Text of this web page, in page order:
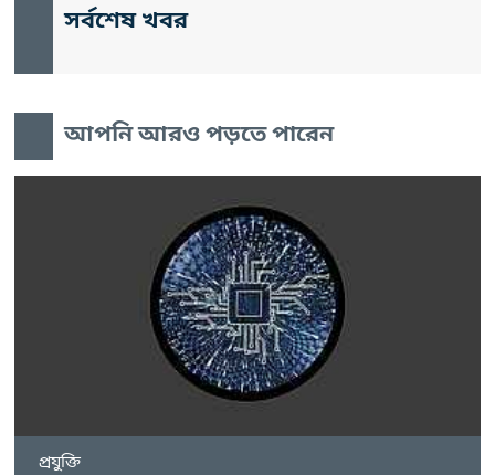
সর্বশেষ খবর
আপনি আরও পড়তে পারেন
প্রযুক্তি